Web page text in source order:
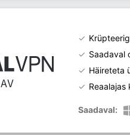
Saadaval
Häireteta
Saadaval: